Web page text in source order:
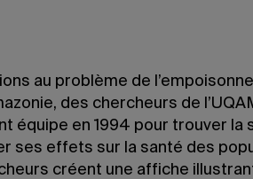
au problème de
des chercheurs de
équipe en 1994 pour trouver la
ses effets sur la santé des
créent une affiche